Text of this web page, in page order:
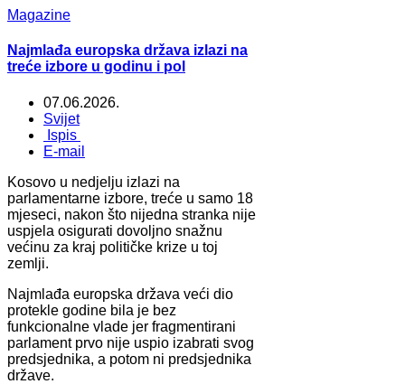
Magazine
Najmlađa europska država izlazi na
treće izbore u godinu i pol
07.06.2026.
Svijet
Ispis
E-mail
Kosovo u nedjelju izlazi na
parlamentarne izbore, treće u samo 18
mjeseci, nakon što nijedna stranka nije
uspjela osigurati dovoljno snažnu
većinu za kraj političke krize u toj
zemlji.
Najmlađa europska država veći dio
protekle godine bila je bez
funkcionalne vlade jer fragmentirani
parlament prvo nije uspio izabrati svog
predsjednika, a potom ni predsjednika
države.